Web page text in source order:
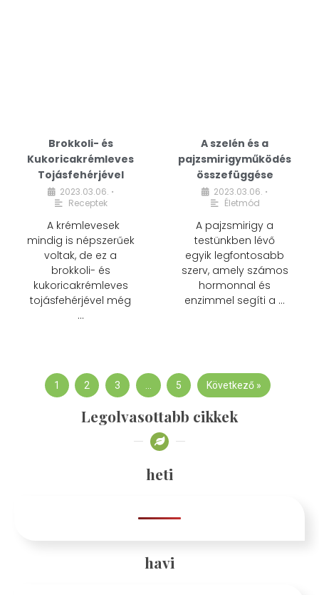
Brokkoli- és
Kukoricakrémleves
Tojásfehérjével
2023.03.06. •
Receptek
A krémlevesek
mindig is népszerűek
voltak, de ez a
brokkoli- és
kukoricakrémleves
tojásfehérjével még
…
A szelén és a
pajzsmirigyműködés
összefüggése
2023.03.06. •
Életmód
A pajzsmirigy a
testünkben lévő
egyik legfontosabb
szerv, amely számos
hormonnal és
enzimmel segíti a …
1 2 3 … 5 Következő »
Legolvasottabb cikkek
heti
havi